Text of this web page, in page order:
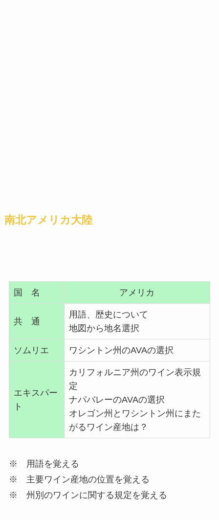
南北アメリカ大陸
国 名 アメリカ
共 通
用語、歴史について
地図から地名選択
ソムリエ ワシントン州のAVAの選択
エキスパー
ト
カリフォルニア州のワイン表示規
定
ナパバレーのAVAの選択
オレゴン州とワシントン州にまた
がるワイン産地は？
※ 用語を覚える
※ 主要ワイン産地の位置を覚える
※ 州別のワインに関する規定を覚える